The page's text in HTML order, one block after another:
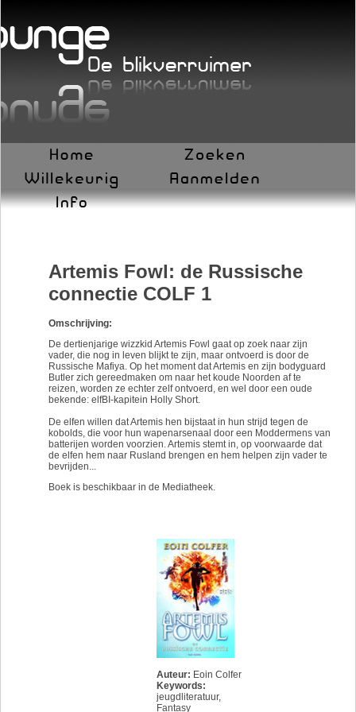
Artemis Fowl: de Russische
connectie COLF 1
Omschrijving:
De dertienjarige wizzkid Artemis Fowl gaat op zoek naar zijn
vader, die nog in leven blijkt te zijn, maar ontvoerd is door de
Russische Mafiya. Op het moment dat Artemis en zijn bodyguard
Butler zich gereedmaken om naar het koude Noorden af te
reizen, worden ze echter zelf ontvoerd, en wel door een oude
bekende: elfBI-kapitein Holly Short.
De elfen willen dat Artemis hen bijstaat in hun strijd tegen de
kobolds, die voor hun wapenarsenaal door een Moddermens van
batterijen worden voorzien. Artemis stemt in, op voorwaarde dat
de elfen hem naar Rusland brengen en hem helpen zijn vader te
bevrijden...
Boek is beschikbaar in de Mediatheek.
Auteur: Eoin Colfer
Keywords:
jeugdliteratuur,
Fantasy